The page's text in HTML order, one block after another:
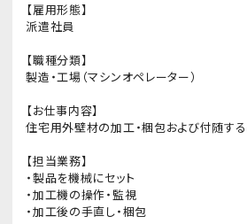
【雇用形態】
派遣社員
【職種分類】
製造・工場（マシンオペレーター）
【お仕事内容】
住宅用外壁材の加工・梱包および付随す
【担当業務】
・製品を機械にセット
・加工機の操作・監視
・加工後の手直し・梱包